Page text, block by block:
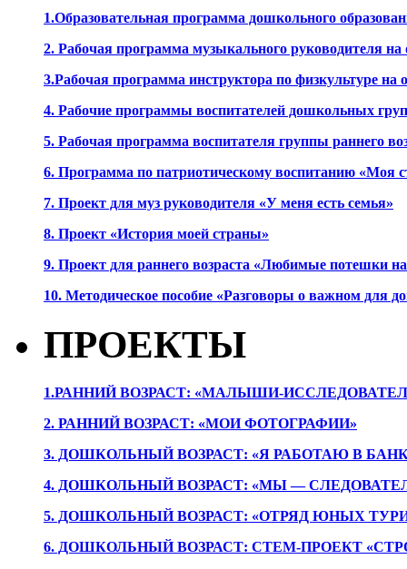
1.Образовательная программа дошкольного
2. Рабочая программа музыкального руководителя
3.Рабочая программа инструктора по физкультуре
4. Рабочие программы воспитателей дошкольных
5. Рабочая программа воспитателя группы раннего
6. Программа по патриотическому воспитанию «Моя
7. Проект для муз руководителя «У меня есть семья»
8. Проект «История моей страны»
9. Проект для раннего возраста «Любимые потешки
10. Методическое пособие «Разговоры о важном для
ПРОЕКТЫ
1.РАННИЙ ВОЗРАСТ: «МАЛЫШИ-
2. РАННИЙ ВОЗРАСТ: «МОИ ФОТОГРАФИИ»
3. ДОШКОЛЬНЫЙ ВОЗРАСТ: «Я РАБОТАЮ В
4. ДОШКОЛЬНЫЙ ВОЗРАСТ: «МЫ —
5. ДОШКОЛЬНЫЙ ВОЗРАСТ: «ОТРЯД ЮНЫХ
6. ДОШКОЛЬНЫЙ ВОЗРАСТ: СТЕМ-ПРОЕКТ